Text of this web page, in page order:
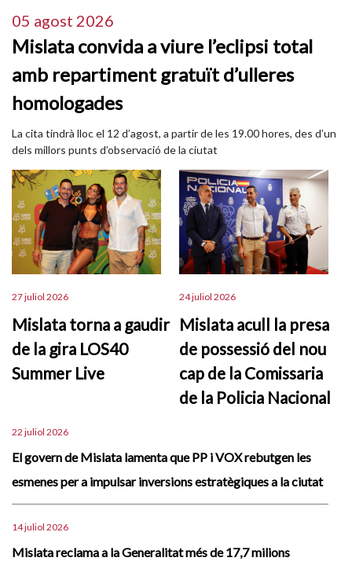
05 agost 2026
Mislata convida a viure l’eclipsi total
amb repartiment gratuït d’ulleres
homologades
La cita tindrà lloc el 12 d’agost, a partir de les 19.00 hores, des d’un
dels millors punts d’observació de la ciutat
27 juliol 2026
Mislata torna a gaudir
de la gira LOS40
Summer Live
24 juliol 2026
Mislata acull la presa
de possessió del nou
cap de la Comissaria
de la Policia Nacional
22 juliol 2026
El govern de Mislata lamenta que PP i VOX rebutgen les
esmenes per a impulsar inversions estratègiques a la ciutat
14 juliol 2026
Mislata reclama a la Generalitat més de 17,7 milions